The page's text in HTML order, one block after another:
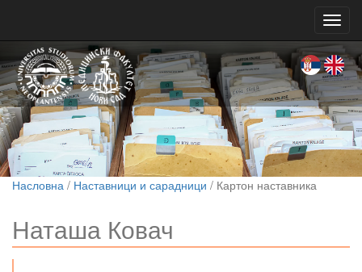
Насловна / Наставници и сарадници / Картон наставника
Наташа Ковач